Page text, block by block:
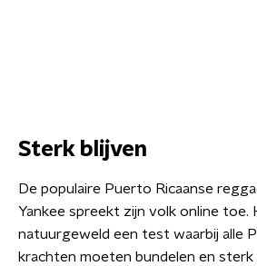
Sterk blijven
De populaire Puerto Ricaanse
Yankee spreekt zijn volk online toe.
natuurgeweld een test waarbij alle
krachten moeten bundelen en sterk